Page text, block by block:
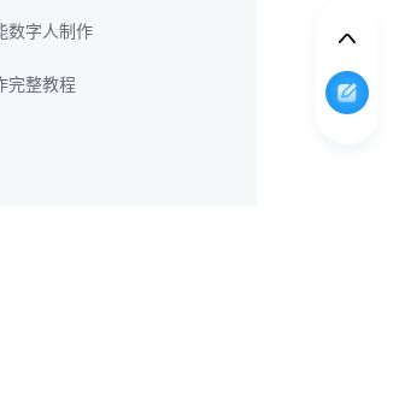
数字人制作
完整教程